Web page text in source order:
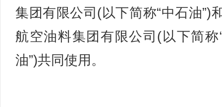
集团有限公司(以下简称“中石油”)
航空油料集团有限公司(以下简称
油”)共同使用。